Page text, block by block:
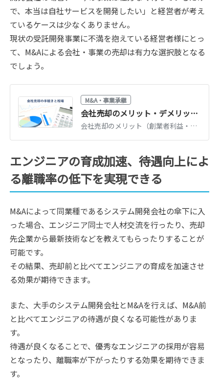
で、本当は自社サービスを開発したい」と経営者が考え
ているケースは少なくありません。
現状の受託開発事業に不満を抱えている経営者様にとっ
て、M&Aによる会社・事業の売却は有力な選択肢となる
でしょう。
M&A・事業承継
会社売却のメリット・デメリット｜相場・従業員への影響・事例を解説
会社売却のメリット（創業者利益・事業存続・保証解除）とデメリットを整理。売却相場の考え方、従業員の処遇、実際の売却事例までわかりやすく解説します。
エンジニアの育成加速、待遇向上によ
る離職率の低下を実現できる
M&Aによって同業種であるシステム開発会社の傘下に入
った場合、エンジニア同士で人材交流を行ったり、売却
先企業から最新技術などを教えてもらったりすることが
可能です。
その結果、売却前と比べてエンジニアの育成を加速させ
る効果が期待できます。
また、大手のシステム開発会社とM&Aを行えば、M&A前
と比べてエンジニアの待遇が良くなる可能性がありま
す。
待遇が良くなることで、優秀なエンジニアの採用が容易
となったり、離職率が下がったりする効果を期待できま
す。